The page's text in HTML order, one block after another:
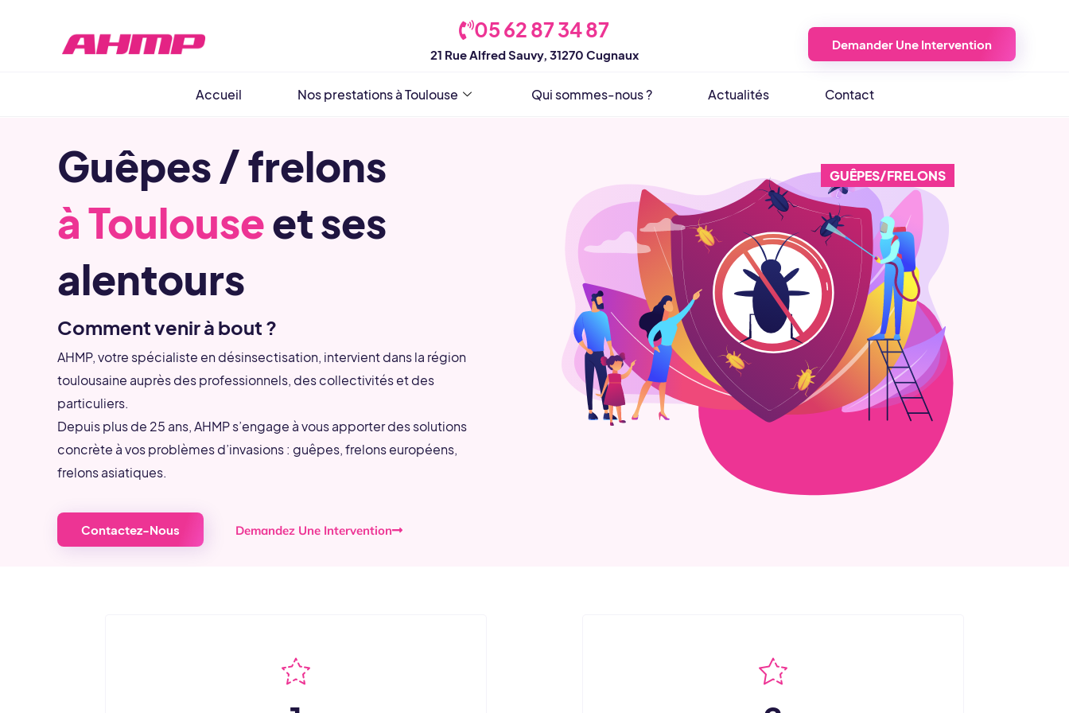
05 62 87 34 87
21 Rue Alfred Sauvy, 31270 Cugnaux
Demander Une Intervention
Accueil Nos prestations à Toulouse Qui sommes-nous ? Actualités Contact
GUÊPES/FRELONS
Guêpes / frelons
à Toulouseet ses
alentours
Comment venir à bout ?
AHMP, votre spécialiste en désinsectisation, intervient dans la région
toulousaine auprès des professionnels, des collectivités et des
particuliers.
Depuis plus de 25 ans, AHMP s’engage à vous apporter des solutions
concrète à vos problèmes d’invasions : guêpes, frelons européens,
frelons asiatiques.
Contactez-Nous Demandez Une Intervention